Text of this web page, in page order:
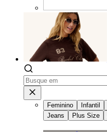
Feminino Infantil
Jeans
Plus Size